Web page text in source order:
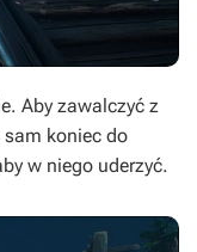
Aby zawalczyć z
koniec do
w niego uderzyć.